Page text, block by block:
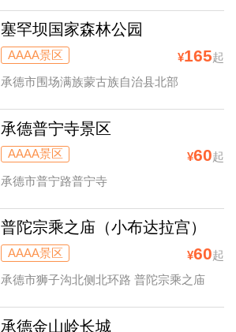
塞罕坝国家森林公园
AAAA景区 ¥165起
承德市围场满族蒙古族自治县北部
承德普宁寺景区
AAAA景区 ¥60起
承德市普宁路普宁寺
普陀宗乘之庙（小布达拉宫）
AAAA景区 ¥60起
承德市狮子沟北侧北环路 普陀宗乘之庙
承德金山岭长城